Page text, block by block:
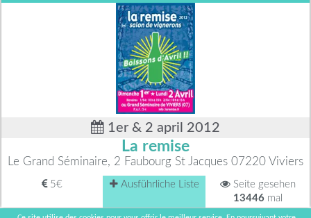
1er & 2 april 2012
La remise
Le Grand Séminaire, 2 Faubourg St Jacques 07220 Viviers
5€ Ausführliche Liste
Seite gesehen
13446mal